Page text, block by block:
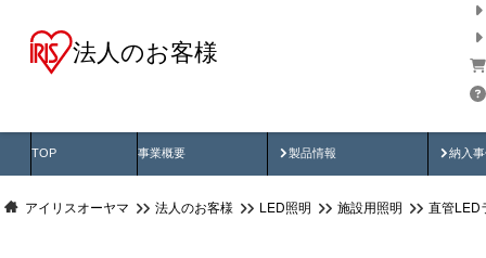
法人のお客様
TOP 事業概要 製品情報
製品動画 納入
納
アイリスオーヤマ 法人のお客様 LED照明 施設用照明 直管LED